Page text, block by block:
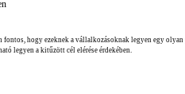
hogy ezeknek a vállalkozásoknak legyen egy
legyen a kitűzött cél elérése érdekében.